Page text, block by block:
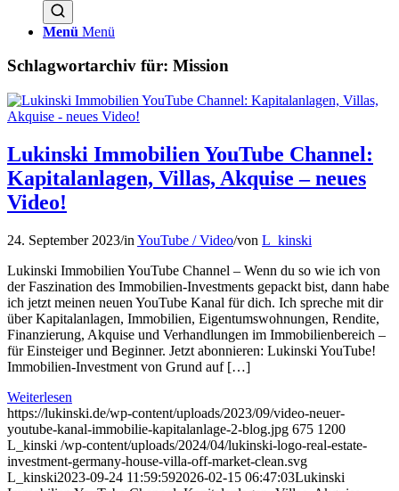
Menü Menü
Schlagwortarchiv für: Mission
Lukinski Immobilien YouTube Channel:
Kapitalanlagen, Villas, Akquise – neues
Video!
24. September 2023/in YouTube / Video/von L_kinski
Lukinski Immobilien YouTube Channel – Wenn du so wie ich von
der Faszination des Immobilien-Investments gepackt bist, dann habe
ich jetzt meinen neuen YouTube Kanal für dich. Ich spreche mit dir
über Kapitalanlagen, Immobilien, Eigentumswohnungen, Rendite,
Finanzierung, Akquise und Verhandlungen im Immobilienbereich –
für Einsteiger und Beginner. Jetzt abonnieren: Lukinski YouTube!
Immobilien-Investment von Grund auf […]
Weiterlesen
https://lukinski.de/wp-content/uploads/2023/09/video-neuer-
youtube-kanal-immobilie-kapitalanlage-2-blog.jpg 675 1200
L_kinski /wp-content/uploads/2024/04/lukinski-logo-real-estate-
investment-germany-house-villa-off-market-clean.svg
L_kinski2023-09-24 11:59:592026-02-15 06:47:03Lukinski